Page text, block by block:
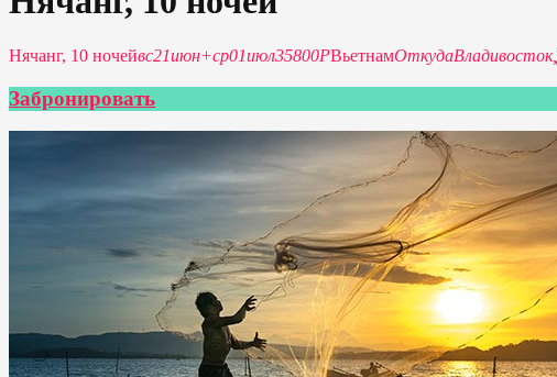
Нячанг, 10 ночейвс21июн+ср01июл35800PВьетнамОткудаВладивосток,
Забронировать